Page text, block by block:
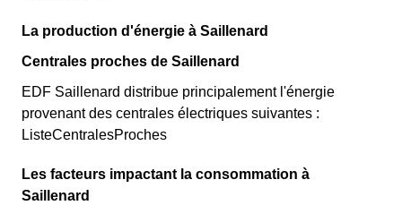
La production d'énergie à Saillenard
Centrales proches de Saillenard
EDF Saillenard distribue principalement l'énergie
provenant des centrales électriques suivantes :
ListeCentralesProches
Les facteurs impactant la consommation à
Saillenard